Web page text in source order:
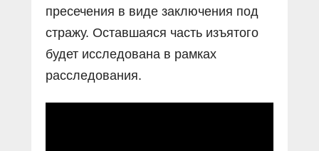
пресечения в виде заключения под
стражу. Оставшаяся часть изъятого
будет исследована в рамках
расследования.